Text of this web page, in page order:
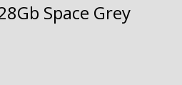
Space Grey